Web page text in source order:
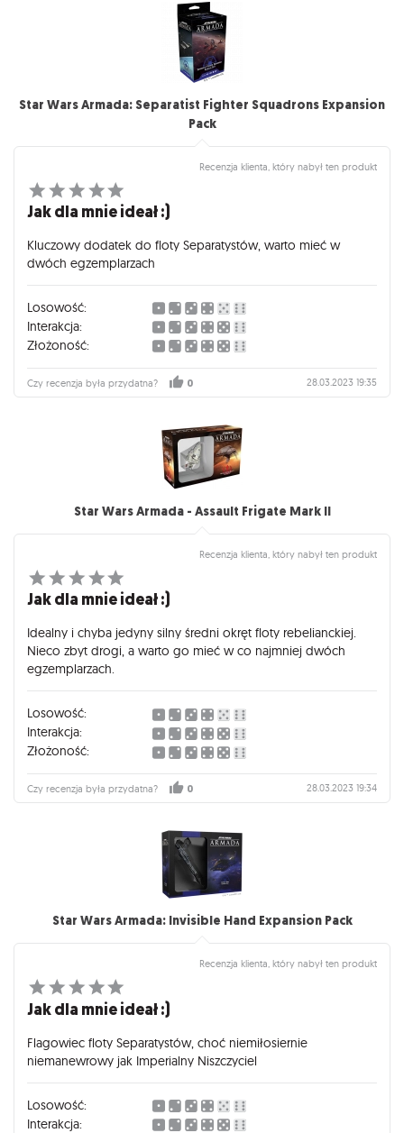
Star Wars Armada: Separatist Fighter Squadrons Expansion
Pack
Recenzja klienta, który nabył ten produkt
Jak dla mnie ideał :)
Kluczowy dodatek do floty Separatystów, warto mieć w
dwóch egzemplarzach
Losowość:
Interakcja:
Złożoność:
Czy recenzja była przydatna? 0 28.03.2023 19:35
Star Wars Armada - Assault Frigate Mark II
Recenzja klienta, który nabył ten produkt
Jak dla mnie ideał :)
Idealny i chyba jedyny silny średni okręt floty rebelianckiej.
Nieco zbyt drogi, a warto go mieć w co najmniej dwóch
egzemplarzach.
Losowość:
Interakcja:
Złożoność:
Czy recenzja była przydatna? 0 28.03.2023 19:34
Star Wars Armada: Invisible Hand Expansion Pack
Recenzja klienta, który nabył ten produkt
Jak dla mnie ideał :)
Flagowiec floty Separatystów, choć niemiłosiernie
niemanewrowy jak Imperialny Niszczyciel
Losowość:
Interakcja: